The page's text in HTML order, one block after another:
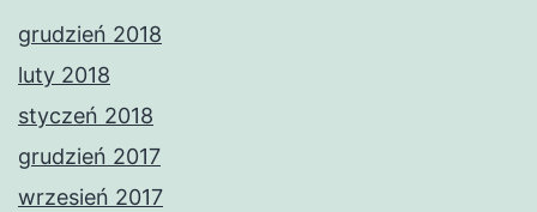
grudzień 2018
luty 2018
styczeń 2018
grudzień 2017
wrzesień 2017